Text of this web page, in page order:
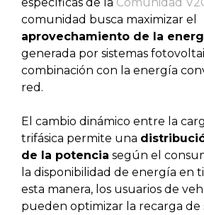
comunidad busca maximizar el
aprovechamiento de la
generada por sistemas
combinación con la energía
red.
El cambio dinámico entre la
trifásica permite una
de la potencia según el
la disponibilidad de energía en
esta manera, los usuarios de
pueden optimizar la recarga de